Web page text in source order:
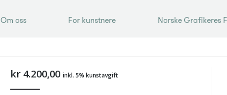
Om oss For kunstnere Norske Grafikeres
kr4.200,00 inkl. 5% kunstavgift